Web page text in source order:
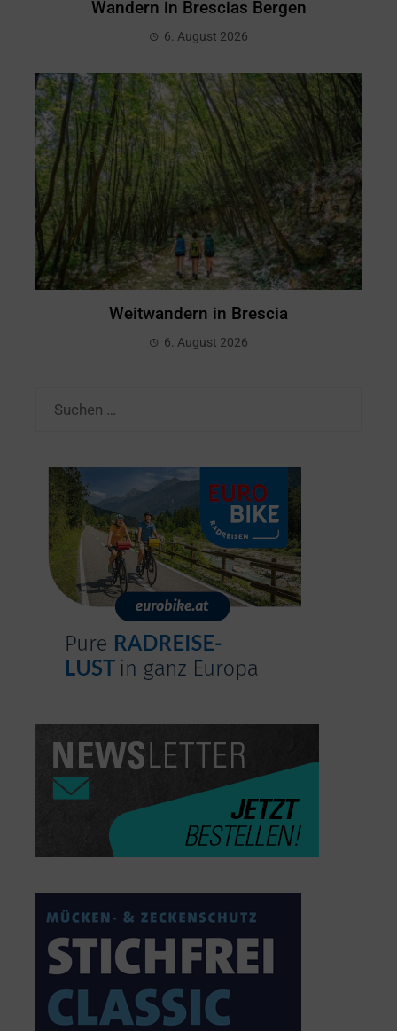
Wandern in Brescias Bergen
6. August 2026
Weitwandern in Brescia
6. August 2026